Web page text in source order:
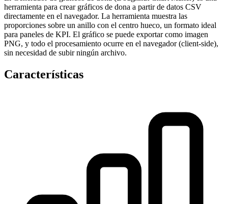
herramienta para crear gráficos de dona a partir de datos CSV
directamente en el navegador. La herramienta muestra las
proporciones sobre un anillo con el centro hueco, un formato ideal
para paneles de KPI. El gráfico se puede exportar como imagen
PNG, y todo el procesamiento ocurre en el navegador (client-side),
sin necesidad de subir ningún archivo.
Características